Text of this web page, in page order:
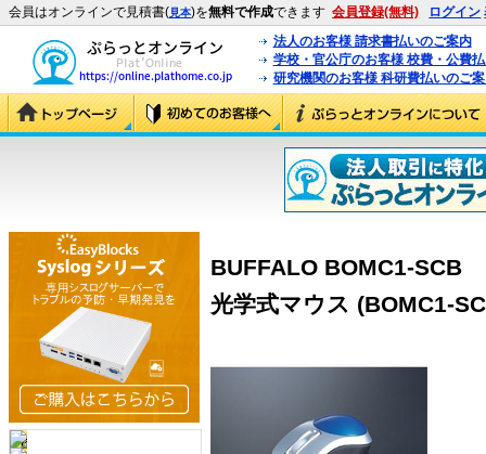
会員はオンラインで見積書(見本)を無料で作成できます 会員登録(無料) ログイン
法人のお客様 請求書払いのご案内
学校・官公庁のお客様 校費・公費
研究機関のお客様 科研費払いのご
BUFFALO BOMC1-SCB
光学式マウス (BOMC1-